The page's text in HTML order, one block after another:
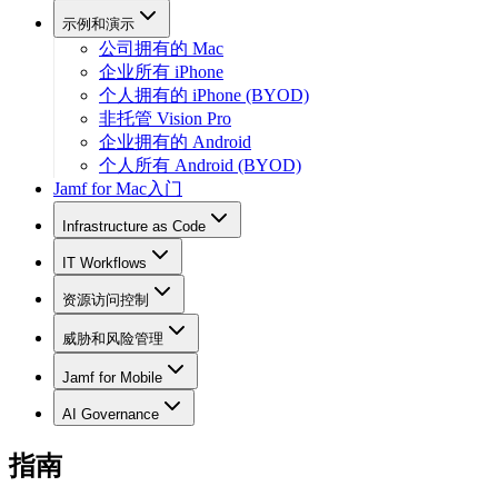
示例和演示
公司拥有的 Mac
企业所有 iPhone
个人拥有的 iPhone (BYOD)
非托管 Vision Pro
企业拥有的 Android
个人所有 Android (BYOD)
Jamf for Mac入门
Infrastructure as Code
IT Workflows
资源访问控制
威胁和风险管理
Jamf for Mobile
AI Governance
指南